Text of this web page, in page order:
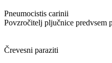
Pneumocistis carinii
Povzročitelj pljučnice predvsem
Črevesni paraziti